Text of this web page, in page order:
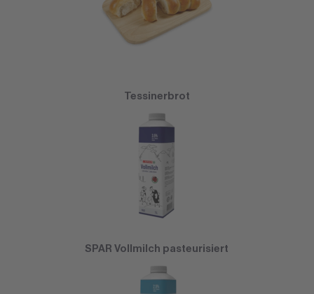
Tessinerbrot
SPAR Vollmilch pasteurisiert